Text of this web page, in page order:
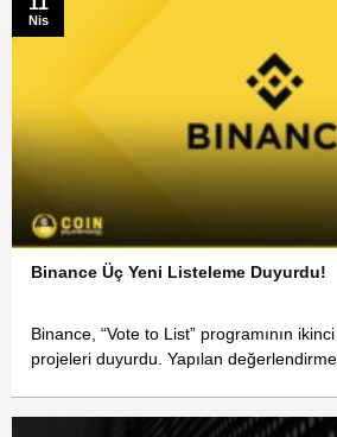
Binance Üç Yeni Listeleme Duyurdu!
Binance, “Vote to List” programının
projeleri duyurdu. Yapılan
Nis